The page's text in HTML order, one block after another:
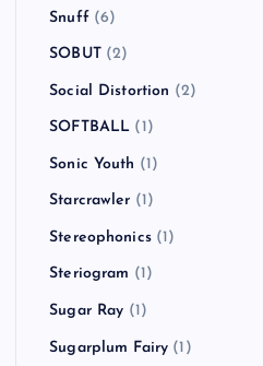
Snuff (6)
SOBUT(2)
Social Distortion (2)
SOFTBALL (1)
Sonic Youth (1)
Starcrawler (1)
Stereophonics(1)
Steriogram (1)
Sugar Ray (1)
Sugarplum Fairy (1)